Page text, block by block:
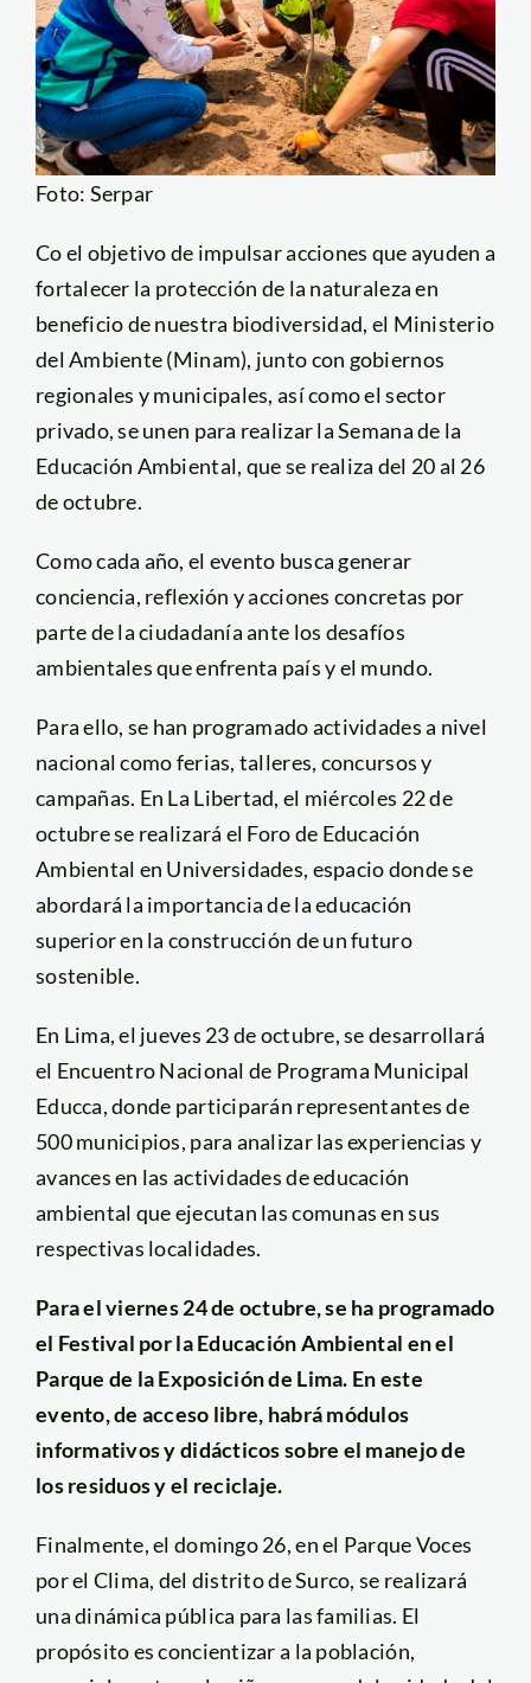
Foto: Serpar
Co el objetivo de impulsar acciones que ayuden a
fortalecer la protección de la naturaleza en
beneficio de nuestra biodiversidad, el Ministerio
del Ambiente (Minam), junto con gobiernos
regionales y municipales, así como el sector
privado, se unen para realizar la Semana de la
Educación Ambiental, que se realiza del 20 al 26
de octubre.
Como cada año, el evento busca generar
conciencia, reflexión y acciones concretas por
parte de la ciudadanía ante los desafíos
ambientales que enfrenta país y el mundo.
Para ello, se han programado actividades a nivel
nacional como ferias, talleres, concursos y
campañas. En La Libertad, el miércoles 22 de
octubre se realizará el Foro de Educación
Ambiental en Universidades, espacio donde se
abordará la importancia de la educación
superior en la construcción de un futuro
sostenible.
En Lima, el jueves 23 de octubre, se desarrollará
el Encuentro Nacional de Programa Municipal
Educca, donde participarán representantes de
500 municipios, para analizar las experiencias y
avances en las actividades de educación
ambiental que ejecutan las comunas en sus
respectivas localidades.
Para el viernes 24 de octubre, se ha programado
el Festival por la Educación Ambiental en el
Parque de la Exposición de Lima. En este
evento, de acceso libre, habrá módulos
informativos y didácticos sobre el manejo de
los residuos y el reciclaje.
Finalmente, el domingo 26, en el Parque Voces
por el Clima, del distrito de Surco, se realizará
una dinámica pública para las familias. El
propósito es concientizar a la población,